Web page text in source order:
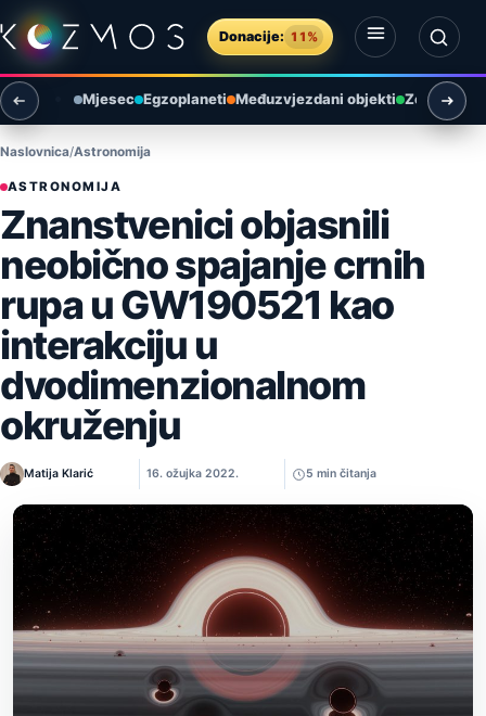
Preskoči na sadržaj
Donacije: 11%
Otvori izbornik
Otvori pretragu
Mjesec Egzoplaneti Međuzvjezdani objekti Zemlja i
Naslovnica Astronomija
ASTRONOMIJA
Znanstvenici objasnili
neobično spajanje crnih
rupa u GW190521 kao
interakciju u
dvodimenzionalnom
okruženju
Matija Klarić 16. ožujka 2022. 5 min čitanja